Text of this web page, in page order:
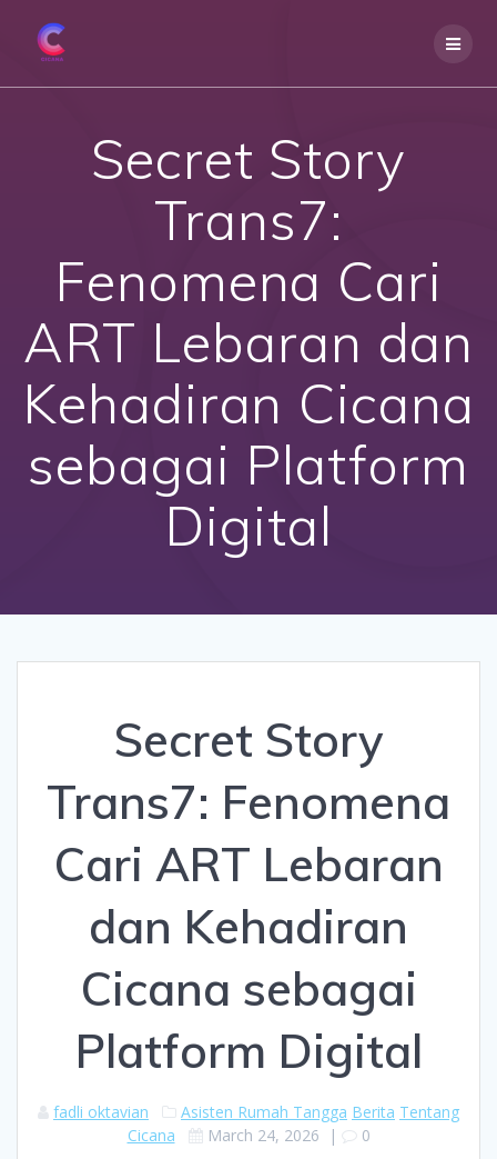
Secret Story
Trans7:
Fenomena Cari
ART Lebaran dan
Kehadiran Cicana
sebagai Platform
Digital
Secret Story
Trans7: Fenomena
Cari ART Lebaran
dan Kehadiran
Cicana sebagai
Platform Digital
fadli oktavian Asisten Rumah Tangga Berita Tentang
Cicana
March 24, 2026 | 0